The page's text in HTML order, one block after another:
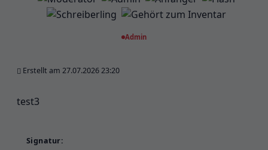
Admin
Erstellt am 27.07.2026 23:20
test3
Signatur: